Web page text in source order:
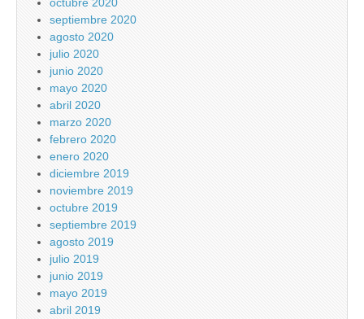
septiembre 2020
agosto 2020
julio 2020
junio 2020
mayo 2020
abril 2020
marzo 2020
febrero 2020
enero 2020
diciembre 2019
noviembre 2019
octubre 2019
septiembre 2019
agosto 2019
julio 2019
junio 2019
mayo 2019
abril 2019